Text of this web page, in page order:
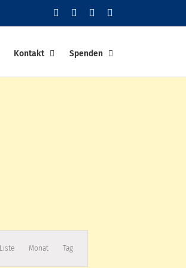
FacebookYouTubeInstagram
Kontakt Spenden
Ansichten-
Liste Monat Tag